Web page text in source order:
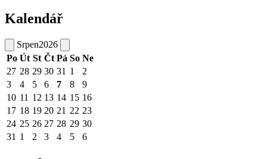
Kalendář
Srpen2026
Po Út St Čt Pá So Ne
27 28 29 30 31 1
2
3
4 5 6 7 8
9
10 11 12 13 14 15 16
17 18 19 20 21 22 23
24 25 26 27 28 29 30
31 1 2 3 4 5 6